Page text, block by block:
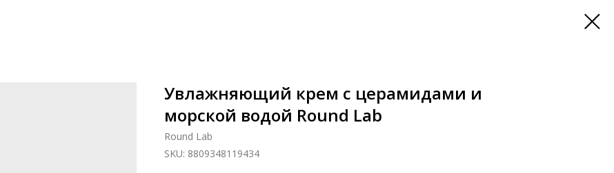
Увлажняющий крем с церамидами и
морской водой Round Lab
Round Lab
SKU: 8809348119434